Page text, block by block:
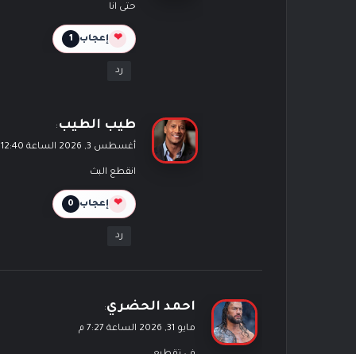
ل
حتى انا
❤ إعجاب 1
رد
ي
ق
ل
طيب الطيب :
أغسطس 3, 2026 الساعة 12:40 ص
انقطع البث
❤ إعجاب 0
رد
ياحمد الحضري:
مايو 31, 2026 الساعة 7:27 م